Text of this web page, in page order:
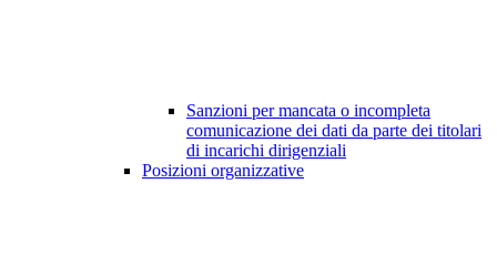
Sanzioni per mancata o incompleta
comunicazione dei dati da parte dei titolari
di incarichi dirigenziali
Posizioni organizzative